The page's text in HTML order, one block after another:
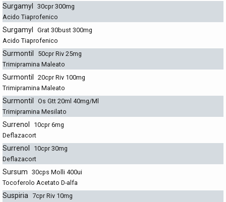
Surgamyl
30cpr 300mg
Acido Tiaprofenico
Surgamyl
Grat 30bust 300mg
Acido Tiaprofenico
Surmontil
50cpr Riv 25mg
Trimipramina Maleato
Surmontil
20cpr Riv 100mg
Trimipramina Maleato
Surmontil
Os Gtt 20ml 40mg/Ml
Trimipramina Mesilato
Surrenol
10cpr 6mg
Deflazacort
Surrenol
10cpr 30mg
Deflazacort
Sursum 30cps Molli 400ui
Tocoferolo Acetato D-alfa
Suspiria
7cpr Riv 10mg